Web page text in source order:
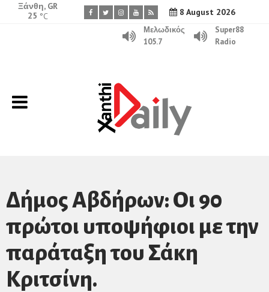
8 August 2026
Ξάνθη, GR
25 °C
Μελωδικός
105.7
Super88
Radio
Δήμος Αβδήρων: Οι 90
πρώτοι υποψήφιοι με την
παράταξη του Σάκη
Κριτσίνη.